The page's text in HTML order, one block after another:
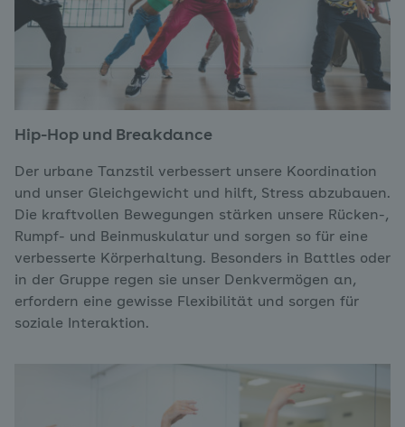
Hip-Hop und Breakdance
Der urbane Tanzstil verbessert unsere Koordination
und unser Gleichgewicht und hilft, Stress abzubauen.
Die kraftvollen Bewegungen stärken unsere Rücken-,
Rumpf- und Beinmuskulatur und sorgen so für eine
verbesserte Körperhaltung. Besonders in Battles oder
in der Gruppe regen sie unser Denkvermögen an,
erfordern eine gewisse Flexibilität und sorgen für
soziale Interaktion.